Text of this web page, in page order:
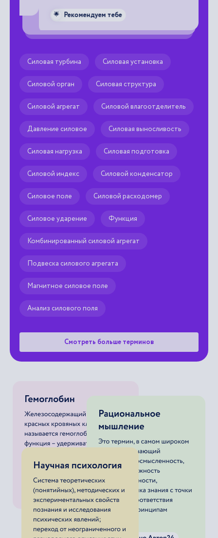
🌟 Рекомендуем тебе
Силовая турбина Силовая установка
Силовой орган Силовая структура
Силовой агрегат Силовой влагоотделитель
Давление силовое Силовая выносливость
Силовая нагрузка Силовая подготовка
Силовой индекс Силовой конденсатор
Силовое поле Силовой расходомер
Силовое ударение Функция
Комбинированный силовой агрегат
Подвеска силового агрегата
Магнитное силовое поле
Анализ силового поля
Смотреть больше терминов